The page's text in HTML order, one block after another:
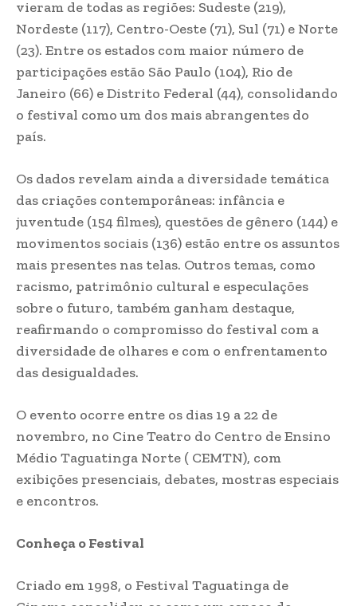
vieram de todas as regiões: Sudeste (219),
Nordeste (117), Centro-Oeste (71), Sul (71) e Norte
(23). Entre os estados com maior número de
participações estão São Paulo (104), Rio de
Janeiro (66) e Distrito Federal (44), consolidando
o festival como um dos mais abrangentes do
país.
Os dados revelam ainda a diversidade temática
das criações contemporâneas: infância e
juventude (154 filmes), questões de gênero (144) e
movimentos sociais (136) estão entre os assuntos
mais presentes nas telas. Outros temas, como
racismo, patrimônio cultural e especulações
sobre o futuro, também ganham destaque,
reafirmando o compromisso do festival com a
diversidade de olhares e com o enfrentamento
das desigualdades.
O evento ocorre entre os dias 19 a 22 de
novembro, no Cine Teatro do Centro de Ensino
Médio Taguatinga Norte ( CEMTN), com
exibições presenciais, debates, mostras especiais
e encontros.
Conheça o Festival
Criado em 1998, o Festival Taguatinga de